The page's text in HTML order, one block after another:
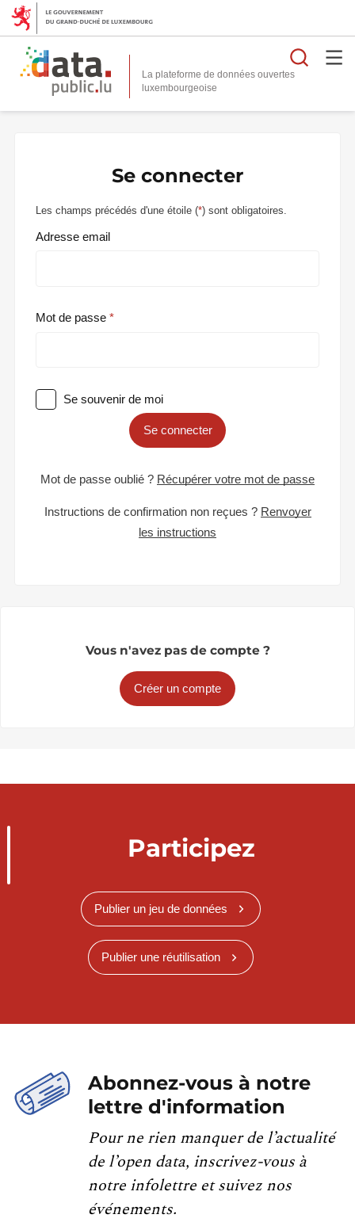
La plateforme de données ouvertes
Se connecter
Les champs précédés d'une étoile (*) sont obligatoires.
Adresse email
Mot de passe
Se souvenir de moi
Se connecter
Mot de passe oublié ? Récupérer votre mot de passe
Instructions de confirmation non reçues ? Renvoyer
les instructions
Vous n'avez pas de compte ?
Créer un compte
Participez
Publier un jeu de données
Publier une réutilisation
Abonnez-vous à notre
lettre d'information
Pour ne rien manquer de l’actualité
de l’open data, inscrivez-vous à
notre infolettre et suivez nos
événements.